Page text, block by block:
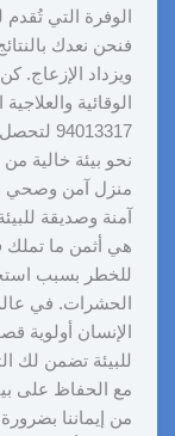
الوفرة التي
فنحن نعدك
ويزداد الإزعاج.
الوقائية
نحو بيئة خالية
منزل آمن وصحي
آمنة وصديقة
هي أثمن ما تملك
للخطر بسبب
الحشرات. في
الإنسان أولوية
للبيئة تضمن لك
مع الحفاظ على
من إيماننا